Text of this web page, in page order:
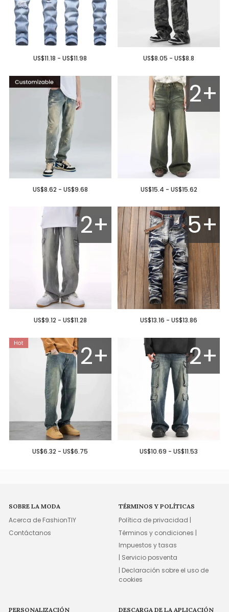
US$11.18 - US$11.98 US$8.05 - US$8.8
US$8.62 - US$9.68
2+
US$15.4 - US$15.62
2+
US$9.12 - US$11.28
5+
US$13.16 - US$13.86
2+
US$6.32 - US$6.75
2+
US$10.69 - US$11.53
SOBRE LA MODA
Acerca de FashionTIY
Contáctanos
TÉRMINOS Y POLÍTICAS
Política de privacidad |
Términos y condiciones |
Impuestos y tasas
| Servicio posventa
| Declaración sobre el uso de
cookies
PERSONALIZACIÓN DESCARGA DE LA APLICACIÓN